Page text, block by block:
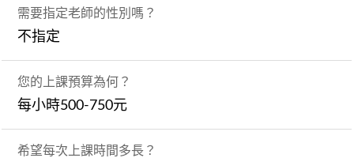
需要指定老師的性別嗎？
不指定
您的上課預算為何？
每小時500-750元
希望每次上課時間多長？